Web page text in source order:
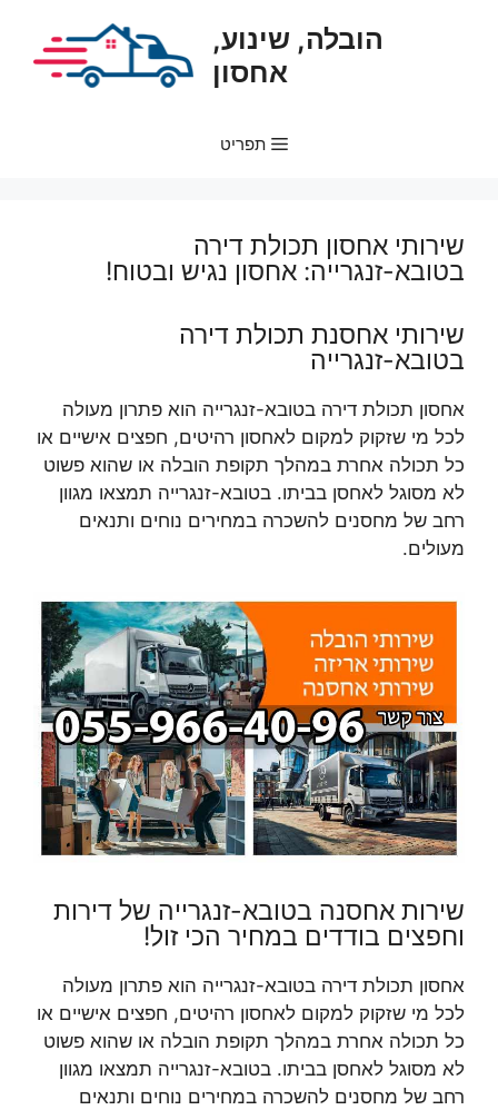
הובלה, שינוע,
אחסון
תפריט
שירותי אחסון תכולת דירה
בטובא-זנגרייה: אחסון נגיש ובטוח!
שירותי אחסנת תכולת דירה
בטובא-זנגרייה
אחסון תכולת דירה בטובא-זנגרייה הוא פתרון מעולה
לכל מי שזקוק למקום לאחסון רהיטים, חפצים אישיים או
כל תכולה אחרת במהלך תקופת הובלה או שהוא פשוט
לא מסוגל לאחסן בביתו. בטובא-זנגרייה תמצאו מגוון
רחב של מחסנים להשכרה במחירים נוחים ותנאים
מעולים.
שירות אחסנה בטובא-זנגרייה של דירות
וחפצים בודדים במחיר הכי זול!
אחסון תכולת דירה בטובא-זנגרייה הוא פתרון מעולה
לכל מי שזקוק למקום לאחסון רהיטים, חפצים אישיים או
כל תכולה אחרת במהלך תקופת הובלה או שהוא פשוט
לא מסוגל לאחסן בביתו. בטובא-זנגרייה תמצאו מגוון
רחב של מחסנים להשכרה במחירים נוחים ותנאים